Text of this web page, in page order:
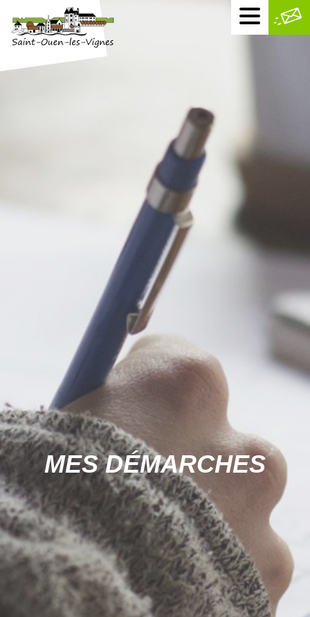
MES DÉMARCHES